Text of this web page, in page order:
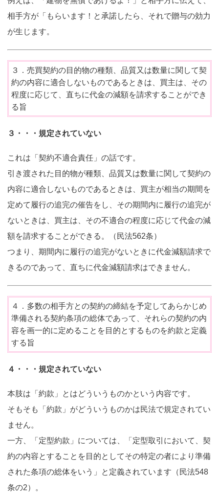
相手方が「もらいます！と承諾したら、それで贈与の効力
が生じます。
３．売買契約の目的物の種類、品質又は数量に関して契
約の内容に適合しないものであるときは、買主は、その
程度に応じて、直ちに代金の減額を請求することができ
る旨
３・・・規定されていない
これは「契約不適合責任」の話です。
引き渡された目的物が種類、品質又は数量に関して契約の
内容に適合しないものであるときは、買主が相当の期間を
定めて履行の追完の催告をし、その期間内に履行の追完が
ないときは、買主は、その不適合の程度に応じて代金の減
額を請求することができる。（民法562条）
つまり、期間内に履行の追完がないときに代金減額請求で
きるのであって、直ちに代金減額請求はできません。
４．多数の相手方との契約の締結を予定してあらかじめ
準備される契約条項の総体であって、それらの契約の内
容を画一的に定めることを目的とするものを約款と定義
する旨
４・・・規定されていない
本肢は「約款」とはどういうものかという内容です。
そもそも「約款」がどういうものかは民法で規定されてい
ません。
一方、「定型約款」については、「定型取引において、契
約の内容とすることを目的としてその特定の者により準備
された条項の総体をいう」と定義されています（民法548
条の2）。